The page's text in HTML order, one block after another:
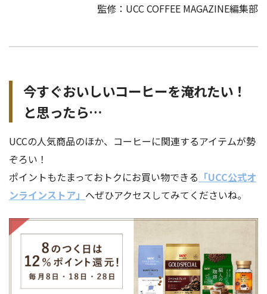
監修：UCC COFFEE MAGAZINE編集部
今すぐおいしいコーヒーを淹れたい！
と思ったら…
UCCの人気商品のほか、コーヒーに関連するアイテムが勢
ぞろい！
ポイントもたまっておトクにお買い物できる 「UCC公式オ
ンラインストア」 へぜひアクセスしてみてくださいね。